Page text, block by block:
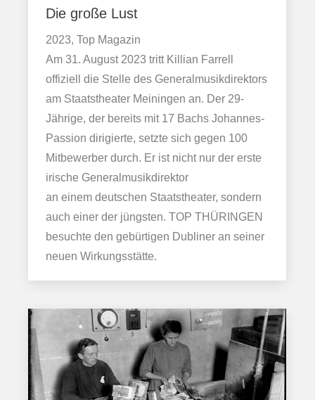
Die große Lust
2023, Top Magazin
Am 31. August 2023 tritt Killian Farrell
offiziell die Stelle des Generalmusikdirektors
am Staatstheater Meiningen an. Der 29-
Jährige, der bereits mit 17 Bachs Johannes-
Passion dirigierte, setzte sich gegen 100
Mitbewerber durch. Er ist nicht nur der erste
irische Generalmusikdirektor
an einem deutschen Staatstheater, sondern
auch einer der jüngsten. TOP THÜRINGEN
besuchte den gebürtigen Dubliner an seiner
neuen Wirkungsstätte.